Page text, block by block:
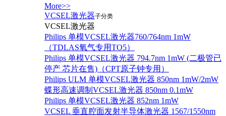
More>>
VCSEL激光器子分类
VCSEL激光器
Philips 单模VCSEL激光器760/764nm 1mW
（TDLAS氧气专用TO5）
Philips 单模VCSEL激光器 794.7nm 1mW (二极管已
停产 芯片在售)（CPT原子钟专用）
Philips ULM 单模VCSEL激光器 850nm 1mW/2mW
蝶形高速调制VCSEL激光器 850nm 0.1mW
Philips 单模VCSEL激光器 852nm 1mW
VCSEL 垂直腔面发射半导体激光器 1567/1550nm